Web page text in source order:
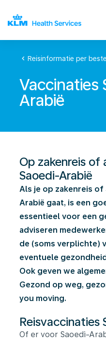
chevron_left Reisinformatie per
Vaccinaties
Arabië
Op zakenreis of
Saoedi-Arabië
Als je op zakenreis of
Arabië gaat, is een
essentieel voor een
adviseren
de (soms verplichte)
eventuele
Ook geven we
Gezond op weg,
you moving.
Reisvaccinaties
Of er voor Saoedi-